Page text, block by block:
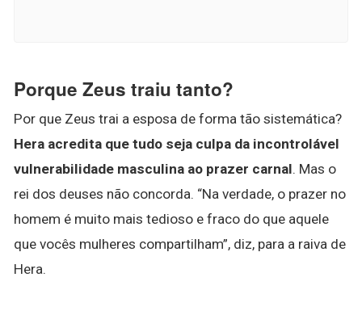
Porque Zeus traiu tanto?
Por que Zeus trai a esposa de forma tão sistemática?
Hera acredita que tudo seja culpa da incontrolável
vulnerabilidade masculina ao prazer carnal. Mas o
rei dos deuses não concorda. “Na verdade, o prazer no
homem é muito mais tedioso e fraco do que aquele
que vocês mulheres compartilham”, diz, para a raiva de
Hera.